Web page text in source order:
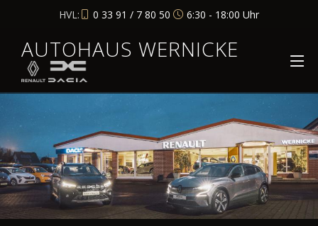
HVL: 0 33 91 / 7 80 50 6:30 - 18:00 Uhr
AUTOHAUS WERNICKE